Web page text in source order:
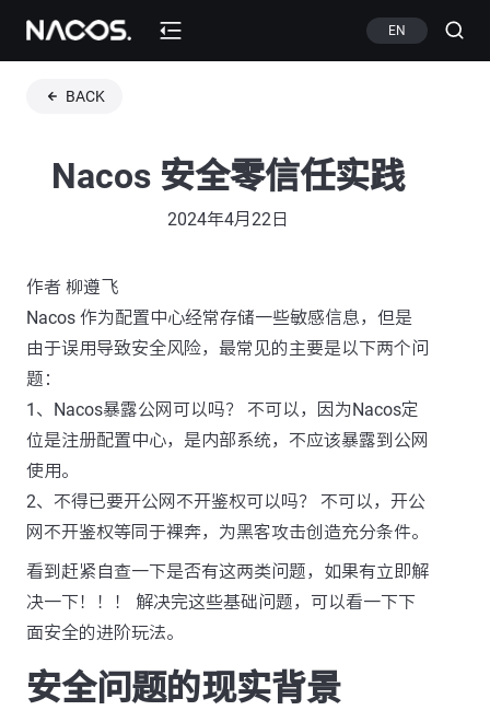
EN
BACK
Nacos 安全零信任实践
2024年4月22日
作者 柳遵飞
Nacos 作为配置中心经常存储一些敏感信息，但是
由于误用导致安全风险，最常见的主要是以下两个问
题：
1、Nacos暴露公网可以吗？ 不可以，因为Nacos定
位是注册配置中心，是内部系统，不应该暴露到公网
使用。
2、不得已要开公网不开鉴权可以吗？ 不可以，开公
网不开鉴权等同于裸奔，为黑客攻击创造充分条件。
看到赶紧自查一下是否有这两类问题，如果有立即解
决一下！！！ 解决完这些基础问题，可以看一下下
面安全的进阶玩法。
安全问题的现实背景